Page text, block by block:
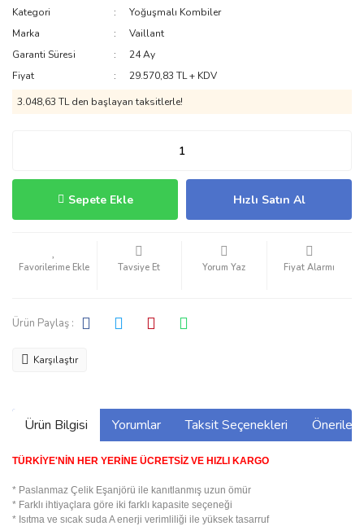
Kategori
Yoğuşmalı Kombiler
Marka
Vaillant
Garanti Süresi
24 Ay
Fiyat
29.570,83 TL + KDV
3.048,63 TL den başlayan taksitlerle!
Sepete Ekle Hızlı Satın Al
Tavsiye Et Yorum Yaz Fiyat Alarmı
Ürün Paylaş :
Karşılaştır
Ürün Bilgisi Yorumlar Taksit Seçenekleri
TÜRKİYE'NİN HER YERİNE ÜCRETSİZ VE HIZLI KARGO
* Paslanmaz Çelik Eşanjörü ile kanıtlanmış uzun ömür
* Farklı ihtiyaçlara göre iki farklı kapasite seçeneği
* Isıtma ve sıcak suda A enerji verimliliği ile yüksek tasarruf